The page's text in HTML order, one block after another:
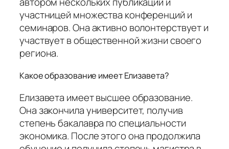
участницей множества конференций и
семинаров. Она активно волонтерствует и
участвует в общественной жизни своего
региона.
Какое образование имеет Елизавета?
Елизавета имеет высшее образование.
Она закончила университет, получив
степень бакалавра по специальности
экономика. После этого она продолжила